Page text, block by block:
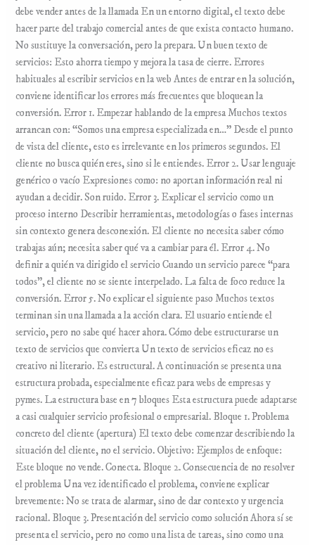
debe vender antes de la llamada En un entorno digital, el texto debe
hacer parte del trabajo comercial antes de que exista contacto humano.
No sustituye la conversación, pero la prepara. Un buen texto de
servicios: Esto ahorra tiempo y mejora la tasa de cierre. Errores
habituales al escribir servicios en la web Antes de entrar en la solución,
conviene identificar los errores más frecuentes que bloquean la
conversión. Error 1. Empezar hablando de la empresa Muchos textos
arrancan con: “Somos una empresa especializada en…” Desde el punto
de vista del cliente, esto es irrelevante en los primeros segundos. El
cliente no busca quién eres, sino si le entiendes. Error 2. Usar lenguaje
genérico o vacío Expresiones como: no aportan información real ni
ayudan a decidir. Son ruido. Error 3. Explicar el servicio como un
proceso interno Describir herramientas, metodologías o fases internas
sin contexto genera desconexión. El cliente no necesita saber cómo
trabajas aún; necesita saber qué va a cambiar para él. Error 4. No
definir a quién va dirigido el servicio Cuando un servicio parece “para
todos”, el cliente no se siente interpelado. La falta de foco reduce la
conversión. Error 5. No explicar el siguiente paso Muchos textos
terminan sin una llamada a la acción clara. El usuario entiende el
servicio, pero no sabe qué hacer ahora. Cómo debe estructurarse un
texto de servicios que convierta Un texto de servicios eficaz no es
creativo ni literario. Es estructural. A continuación se presenta una
estructura probada, especialmente eficaz para webs de empresas y
pymes. La estructura base en 7 bloques Esta estructura puede adaptarse
a casi cualquier servicio profesional o empresarial. Bloque 1. Problema
concreto del cliente (apertura) El texto debe comenzar describiendo la
situación del cliente, no el servicio. Objetivo: Ejemplos de enfoque:
Este bloque no vende. Conecta. Bloque 2. Consecuencia de no resolver
el problema Una vez identificado el problema, conviene explicar
brevemente: No se trata de alarmar, sino de dar contexto y urgencia
racional. Bloque 3. Presentación del servicio como solución Ahora sí se
presenta el servicio, pero no como una lista de tareas, sino como una